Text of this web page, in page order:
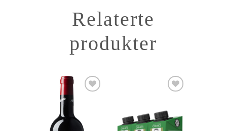
Relaterte
produkter